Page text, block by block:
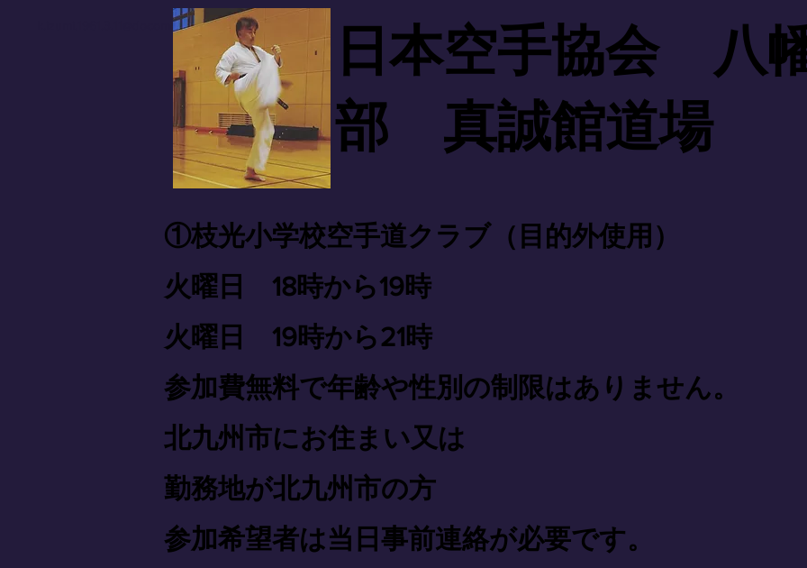
k.izumi.1961.3.11@docomo.ne.jp
ログイン
日本空手協会 八
部 真誠館道場
①枝光小学校空手道クラブ（目的外使用）
火曜日 18時から19時
火曜日 19時から21時
参加費無料で年齢や性別の制限はありません。
北九州市にお住まい又は
勤務地が北九州市の方
参加希望者は当日事前連絡が必要です。